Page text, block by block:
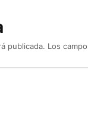
publicada. Los